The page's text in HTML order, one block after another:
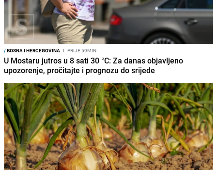
/BOSNA I HERCEGOVINA I PRIJE 59MIN
U Mostaru jutros u 8 sati 30 °C: Za danas objavljeno
upozorenje, pročitajte i prognozu do srijede